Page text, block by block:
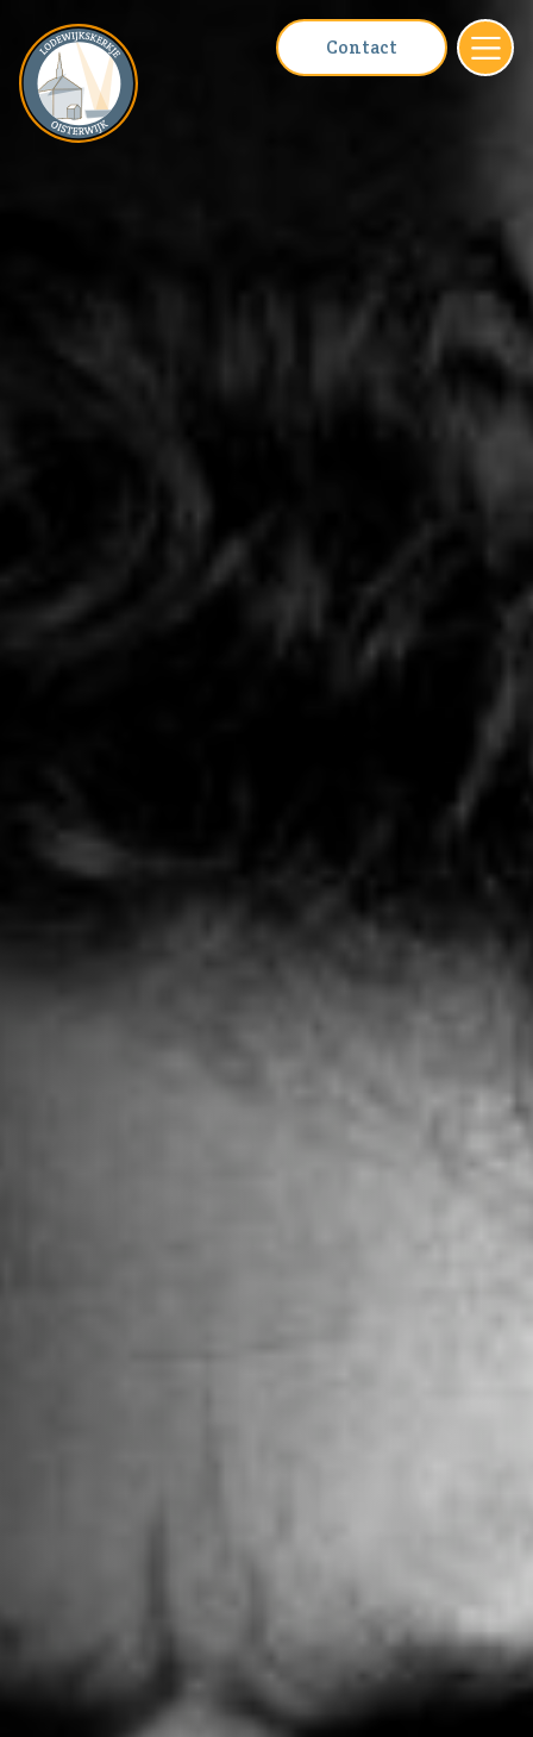
Contact